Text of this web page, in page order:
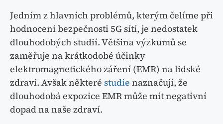
Jedním z hlavních problémů, kterým čelíme při
hodnocení bezpečnosti 5G sítí, je nedostatek
dlouhodobých studií. Většina výzkumů se
zaměřuje na krátkodobé účinky
elektromagnetického záření (EMR) na lidské
zdraví. Avšak některé studie naznačují, že
dlouhodobá expozice EMR může mít negativní
dopad na naše zdraví.